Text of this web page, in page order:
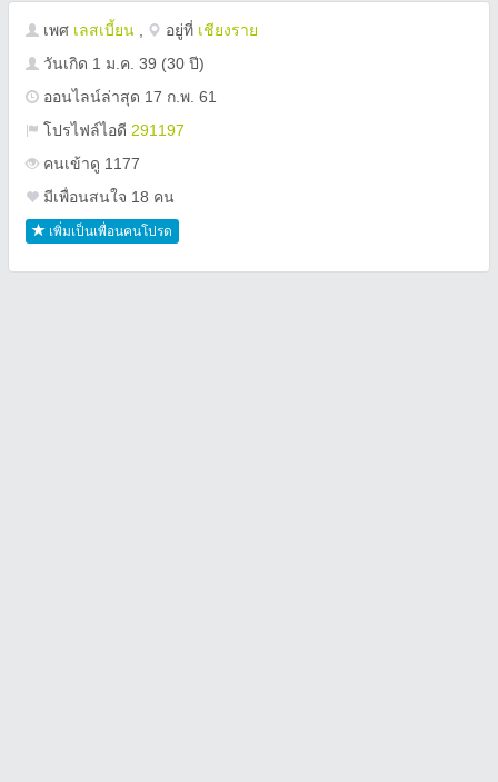
เพศ เลสเบี้ยน อยู่ที่ เชียงราย
วันเกิด 1 ม.ค. 39 (30 ปี)
ออนไลน์ล่าสุด 17 ก.พ. 61
โปรไฟล์ไอดี 291197
คนเข้าดู 1177
มีเพื่อนสนใจ 18 คน
เพิ่มเป็นเพื่อนคนโปรด